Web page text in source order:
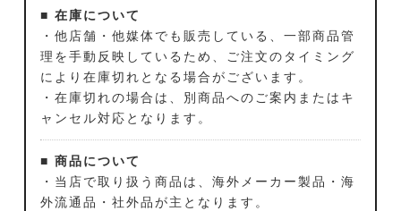
■ 在庫について
・他店舗・他媒体でも販売している、一部商品管
理を手動反映しているため、ご注文のタイミング
により在庫切れとなる場合がございます。
・在庫切れの場合は、別商品へのご案内またはキ
ャンセル対応となります。
■ 商品について
・当店で取り扱う商品は、海外メーカー製品・海
外流通品・社外品が主となります。